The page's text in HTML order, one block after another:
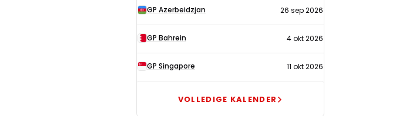
GP Azerbeidzjan 26 sep 2026
GP Bahrein 4 okt 2026
GP Singapore 11 okt 2026
VOLLEDIGE KALENDER